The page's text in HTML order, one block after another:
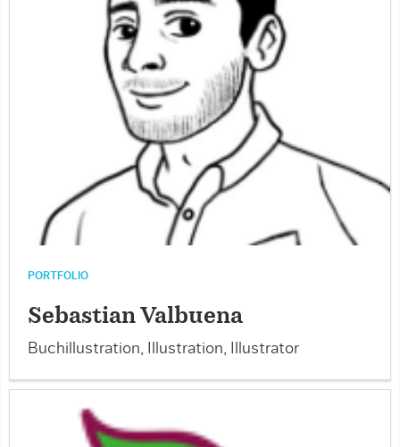
PORTFOLIO
Sebastian Valbuena
Buchillustration, Illustration, Illustrator